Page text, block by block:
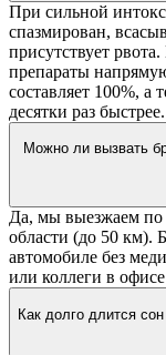
При сильной
спазмирован,
присутствует
препараты
составляет 100%, а
десятки раз быстрее.
Можно ли вызвать
Да, мы выезжаем по
области (до 50 км).
автомобиле без
или коллеги в
Как долго длится